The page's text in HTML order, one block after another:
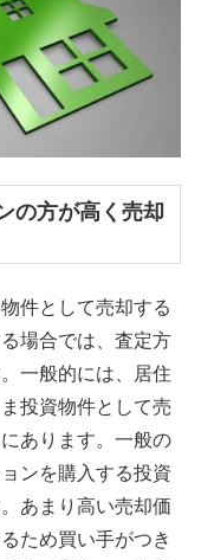
の方が高く売却
件として売却する
場合では、査定方
一般的には、居住
投資物件として売
あります。一般の
ンを購入する投資
あまり高い売却価
ため買い手がつき